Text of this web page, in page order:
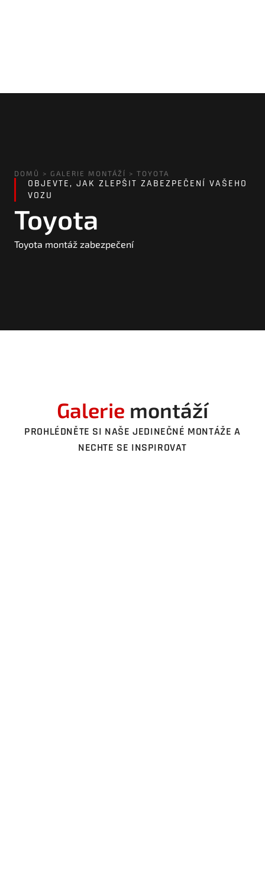
DOMŮ > GALERIE MONTÁŽÍ > TOYOTA
OBJEVTE, JAK ZLEPŠIT ZABEZPEČENÍ VAŠEHO
VOZU
Toyota
Toyota montáž zabezpečení
Galerie montáží
PROHLÉDNĚTE SI NAŠE JEDINEČNÉ MONTÁŽE A
NECHTE SE INSPIROVAT